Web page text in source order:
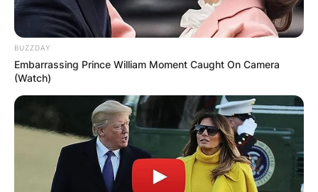
BUZZDAY
Embarrassing Prince William Moment Caught On Camera
(Watch)